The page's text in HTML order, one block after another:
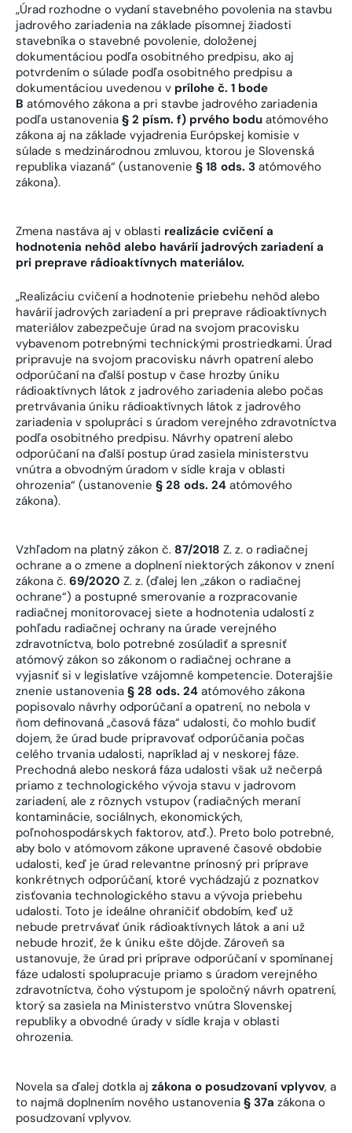
„Úrad rozhodne o vydaní stavebného povolenia na stavbu
jadrového zariadenia na základe písomnej žiadosti
stavebníka o stavebné povolenie, doloženej
dokumentáciou podľa osobitného predpisu, ako aj
potvrdením o súlade podľa osobitného predpisu a
dokumentáciou uvedenou v prílohe č. 1 bode
B atómového zákona a pri stavbe jadrového zariadenia
podľa ustanovenia § 2 písm. f) prvého bodu atómového
zákona aj na základe vyjadrenia Európskej komisie v
súlade s medzinárodnou zmluvou, ktorou je Slovenská
republika viazaná“ (ustanovenie § 18 ods. 3 atómového
zákona).
Zmena nastáva aj v oblasti realizácie cvičení a
hodnotenia nehôd alebo havárií jadrových zariadení a
pri preprave rádioaktívnych materiálov.
„Realizáciu cvičení a hodnotenie priebehu nehôd alebo
havárií jadrových zariadení a pri preprave rádioaktívnych
materiálov zabezpečuje úrad na svojom pracovisku
vybavenom potrebnými technickými prostriedkami. Úrad
pripravuje na svojom pracovisku návrh opatrení alebo
odporúčaní na ďalší postup v čase hrozby úniku
rádioaktívnych látok z jadrového zariadenia alebo počas
pretrvávania úniku rádioaktívnych látok z jadrového
zariadenia v spolupráci s úradom verejného zdravotníctva
podľa osobitného predpisu. Návrhy opatrení alebo
odporúčaní na ďalší postup úrad zasiela ministerstvu
vnútra a obvodným úradom v sídle kraja v oblasti
ohrozenia“ (ustanovenie § 28 ods. 24 atómového
zákona).
Vzhľadom na platný zákon č. 87/2018 Z. z. o radiačnej
ochrane a o zmene a doplnení niektorých zákonov v znení
zákona č. 69/2020 Z. z. (ďalej len „zákon o radiačnej
ochrane“) a postupné smerovanie a rozpracovanie
radiačnej monitorovacej siete a hodnotenia udalostí z
pohľadu radiačnej ochrany na úrade verejného
zdravotníctva, bolo potrebné zosúladiť a spresniť
atómový zákon so zákonom o radiačnej ochrane a
vyjasniť si v legislatíve vzájomné kompetencie. Doterajšie
znenie ustanovenia § 28 ods. 24 atómového zákona
popisovalo návrhy odporúčaní a opatrení, no nebola v
ňom definovaná „časová fáza“ udalosti, čo mohlo budiť
dojem, že úrad bude pripravovať odporúčania počas
celého trvania udalosti, napríklad aj v neskorej fáze.
Prechodná alebo neskorá fáza udalosti však už nečerpá
priamo z technologického vývoja stavu v jadrovom
zariadení, ale z rôznych vstupov (radiačných meraní
kontaminácie, sociálnych, ekonomických,
poľnohospodárskych faktorov, atď.). Preto bolo potrebné,
aby bolo v atómovom zákone upravené časové obdobie
udalosti, keď je úrad relevantne prínosný pri príprave
konkrétnych odporúčaní, ktoré vychádzajú z poznatkov
zisťovania technologického stavu a vývoja priebehu
udalosti. Toto je ideálne ohraničiť obdobím, keď už
nebude pretrvávať únik rádioaktívnych látok a ani už
nebude hroziť, že k úniku ešte dôjde. Zároveň sa
ustanovuje, že úrad pri príprave odporúčaní v spomínanej
fáze udalosti spolupracuje priamo s úradom verejného
zdravotníctva, čoho výstupom je spoločný návrh opatrení,
ktorý sa zasiela na Ministerstvo vnútra Slovenskej
republiky a obvodné úrady v sídle kraja v oblasti
ohrozenia.
Novela sa ďalej dotkla aj zákona o posudzovaní vplyvov, a
to najmä doplnením nového ustanovenia § 37a zákona o
posudzovaní vplyvov.